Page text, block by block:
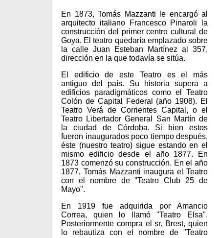
En 1873, Tomás Mazzanti le encargó al
arquitecto italiano Francesco Pinaroli la
construcción del primer centro cultural de
Goya. El teatro quedaría emplazado sobre
la calle Juan Esteban Martínez al 357,
dirección en la que todavía se sitúa.
El edificio de este Teatro es el más
antiguo del país. Su historia supera a
edificios paradigmáticos como el Teatro
Colón de Capital Federal (año 1908). El
Teatro Verá de Corrientes Capital, o el
Teatro Libertador General San Martín de
la ciudad de Córdoba. Si bien estos
fueron inaugurados poco tiempo después,
éste (nuestro teatro) sigue estando en el
mismo edificio desde el año 1877. En
1873 comenzó su construcción. En el año
1877, Tomás Mazzanti inaugura el Teatro
con el nombre de "Teatro Club 25 de
Mayo".
En 1919 fue adquirida por Amancio
Correa, quien lo llamó "Teatro Elsa".
Posteriormente compra el sr. Brest, quien
lo rebautiza con el nombre de "Teatro